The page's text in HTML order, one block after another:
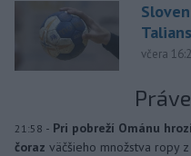
včera
21:58 - Pri pobreží Ománu
čoraz väčšieho množstva ropy